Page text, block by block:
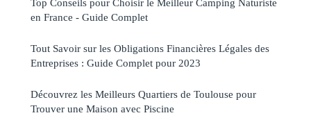
Top Conseils pour Choisir le Meilleur Camping Naturiste
en France - Guide Complet
Tout Savoir sur les Obligations Financières Légales des
Entreprises : Guide Complet pour 2023
Découvrez les Meilleurs Quartiers de Toulouse pour
Trouver une Maison avec Piscine